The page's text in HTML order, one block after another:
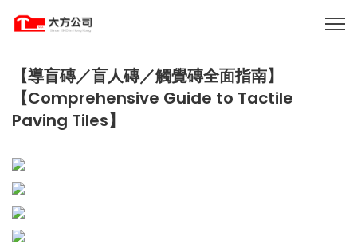
【導盲磚／盲人磚／觸覺磚全面指南】
【Comprehensive Guide to Tactile
Paving Tiles】